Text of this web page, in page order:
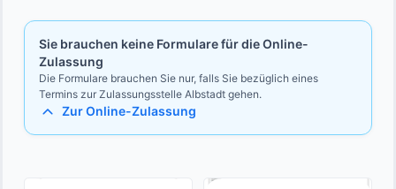
Sie brauchen keine Formulare für die Online-
Zulassung
Die Formulare brauchen Sie nur, falls Sie bezüglich eines
Termins zur Zulassungsstelle Albstadt gehen.
Zur Online-Zulassung